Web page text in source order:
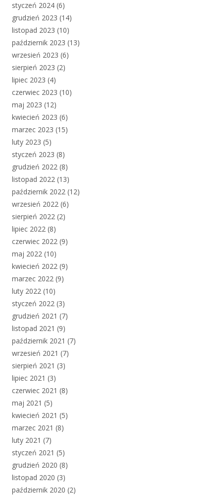
styczeń 2024 (6)
grudzień 2023 (14)
listopad 2023 (10)
październik 2023 (13)
wrzesień 2023 (6)
sierpień 2023 (2)
lipiec 2023 (4)
czerwiec 2023 (10)
maj 2023 (12)
kwiecień 2023 (6)
marzec 2023 (15)
luty 2023 (5)
styczeń 2023 (8)
grudzień 2022 (8)
listopad 2022 (13)
październik 2022 (12)
wrzesień 2022 (6)
sierpień 2022 (2)
lipiec 2022 (8)
czerwiec 2022 (9)
maj 2022 (10)
kwiecień 2022 (9)
marzec 2022 (9)
luty 2022 (10)
styczeń 2022 (3)
grudzień 2021 (7)
listopad 2021 (9)
październik 2021 (7)
wrzesień 2021 (7)
sierpień 2021 (3)
lipiec 2021 (3)
czerwiec 2021 (8)
maj 2021 (5)
kwiecień 2021 (5)
marzec 2021 (8)
luty 2021 (7)
styczeń 2021 (5)
grudzień 2020 (8)
listopad 2020 (3)
październik 2020 (2)